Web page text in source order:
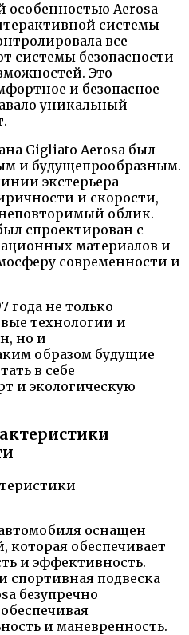
Aerosa
системы
все
системы безопасности
Это
и безопасное
уникальный
Gigliato Aerosa был
и будущепрообразным.
экстерьера
и скорости,
облик.
спроектирован с
материалов и
современности и
года не только
технологии и
но и
образом будущие
в себе
и экологическую
оснащен
которая обеспечивает
и эффективность.
спортивная подвеска
безупречно
и маневренность.